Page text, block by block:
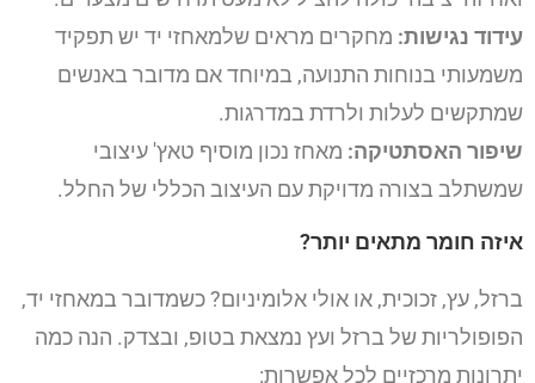
עידוד נגישות: מחקרים מראים שלמאחזי יד יש תפקיד
משמעותי בנוחות התנועה, במיוחד אם מדובר באנשים
שמתקשים לעלות ולרדת במדרגות.
שיפור האסתטיקה: מאחז נכון מוסיף טאץ' עיצובי
שמשתלב בצורה מדויקת עם העיצוב הכללי של החלל.
איזה חומר מתאים יותר?
ברזל, עץ, זכוכית, או אולי אלומיניום? כשמדובר במאחזי יד,
הפופולריות של ברזל ועץ נמצאת בטופ, ובצדק. הנה כמה
יתרונות מרכזיים לכל אפשרות: